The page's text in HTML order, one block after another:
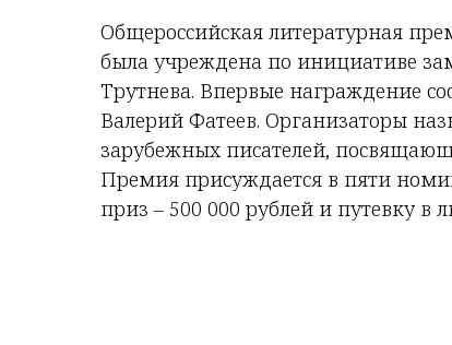
Общероссийская литературная
была учреждена по инициативе
Трутнева. Впервые награждение
Валерий Фатеев. Организаторы
зарубежных писателей,
Премия присуждается в пяти
приз – 500 000 рублей и путевку в